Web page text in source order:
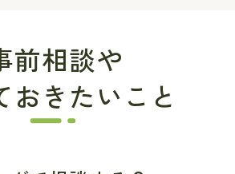
前相談や
おきたいこと